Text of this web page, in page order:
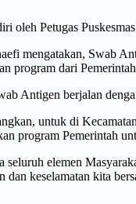
oleh Petugas
mengatakan, Swab
program dari
Antigen berjalan
untuk di
program Pemerintah
seluruh elemen
dan keselamatan kita